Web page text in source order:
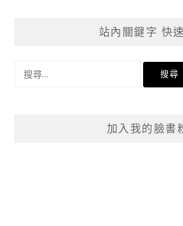
站內關鍵字 快
加入我的臉書